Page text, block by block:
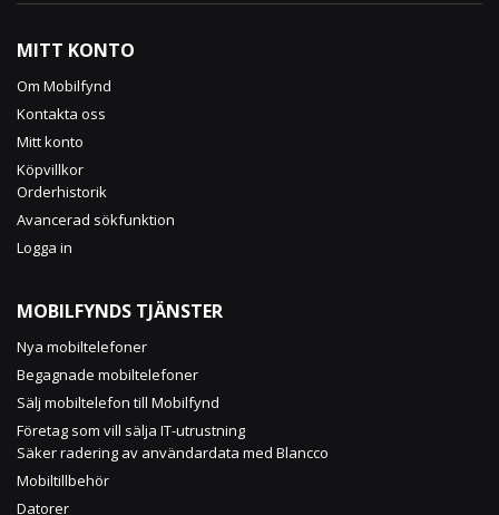
Newsletter:
MITT KONTO
Om Mobilfynd
Kontakta oss
Mitt konto
Köpvillkor
Orderhistorik
Avancerad sökfunktion
Logga in
MOBILFYNDS TJÄNSTER
Nya mobiltelefoner
Begagnade mobiltelefoner
Sälj mobiltelefon till Mobilfynd
Företag som vill sälja IT-utrustning
Säker radering av användardata med Blancco
Mobiltillbehör
Datorer